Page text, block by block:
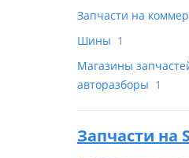
Запчасти на
Шины 1
Магазины
авторазборы 1
Запчасти на